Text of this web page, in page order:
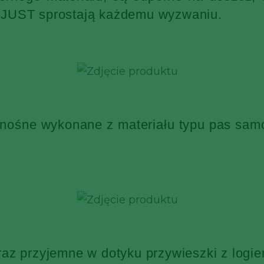
sprostają każdemu wyzwaniu.
wykonane z materiału typu pas
przyjemne w dotyku przywieszki z